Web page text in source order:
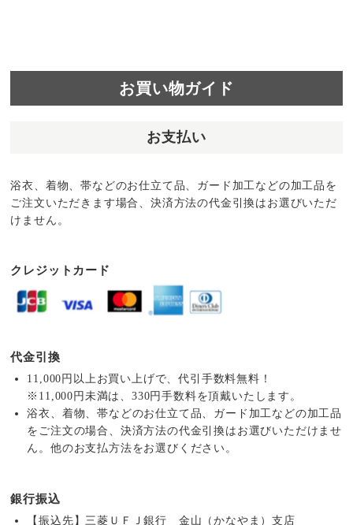
お買い物ガイド
お支払い
浴衣、着物、帯などのお仕立て品、ガード加工などの加工品を
ご注文いただきます場合、決済方法の代金引換はお選びいただ
けません。
クレジットカード
代金引換
11,000円以上お買い上げで、代引手数料無料！
※11,000円未満は、330円手数料を頂戴いたします。
浴衣、着物、帯などのお仕立て品、ガード加工などの加工品
をご注文の場合、決済方法の代金引換はお選びいただけませ
ん。他のお支払方法をお選びください。
銀行振込
【振込先】三菱ＵＦＪ銀行 金山（かなやま）支店